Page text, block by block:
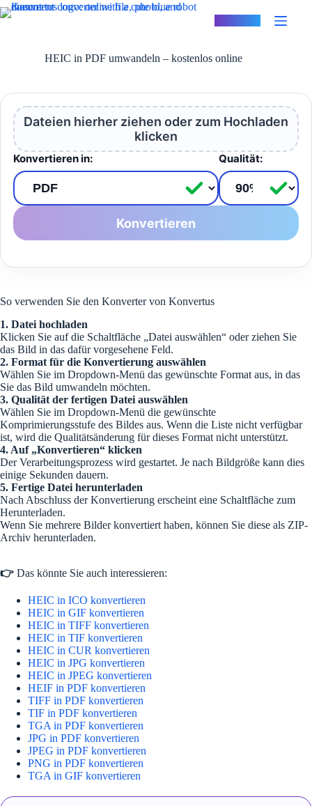
Zum
Inhalt
HEIC in PDF umwandeln – kostenlos online
Dateien hierher ziehen oder zum Hochladen
klicken
Konvertieren in: Qualität:
Konvertieren
So verwenden Sie den Konverter von Konvertus
1. Datei hochladen
Klicken Sie auf die Schaltfläche „Datei auswählen“ oder ziehen Sie
das Bild in das dafür vorgesehene Feld.
2. Format für die Konvertierung auswählen
Wählen Sie im Dropdown-Menü das gewünschte Format aus, in das
Sie das Bild umwandeln möchten.
3. Qualität der fertigen Datei auswählen
Wählen Sie im Dropdown-Menü die gewünschte
Komprimierungsstufe des Bildes aus. Wenn die Liste nicht verfügbar
ist, wird die Qualitätsänderung für dieses Format nicht unterstützt.
4. Auf „Konvertieren“ klicken
Der Verarbeitungsprozess wird gestartet. Je nach Bildgröße kann dies
einige Sekunden dauern.
5. Fertige Datei herunterladen
Nach Abschluss der Konvertierung erscheint eine Schaltfläche zum
Herunterladen.
Wenn Sie mehrere Bilder konvertiert haben, können Sie diese als ZIP-
Archiv herunterladen.
👉 Das könnte Sie auch interessieren:
HEIC in ICO konvertieren
HEIC in GIF konvertieren
HEIC in TIFF konvertieren
HEIC in TIF konvertieren
HEIC in CUR konvertieren
HEIC in JPG konvertieren
HEIC in JPEG konvertieren
HEIF in PDF konvertieren
TIFF in PDF konvertieren
TIF in PDF konvertieren
TGA in PDF konvertieren
JPG in PDF konvertieren
JPEG in PDF konvertieren
PNG in PDF konvertieren
TGA in GIF konvertieren